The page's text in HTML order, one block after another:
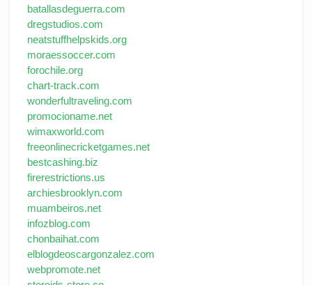
batallasdeguerra.com
dregstudios.com
neatstuffhelpskids.org
moraessoccer.com
forochile.org
chart-track.com
wonderfultraveling.com
promocioname.net
wimaxworld.com
freeonlinecricketgames.net
bestcashing.biz
firerestrictions.us
archiesbrooklyn.com
muambeiros.net
infozblog.com
chonbaihat.com
elblogdeoscargonzalez.com
webpromote.net